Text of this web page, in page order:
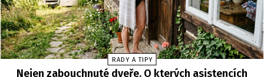
RADY A TIPY
Nejen zabouchnuté dveře. O kterých asistencích